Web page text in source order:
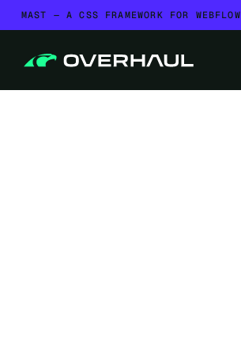
MAST — A CSS FRAMEWORK FOR WEBFLOW